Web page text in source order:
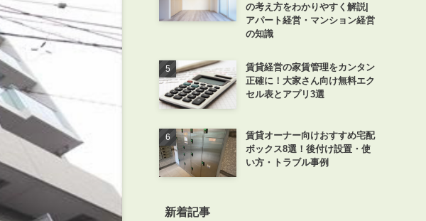
の考え方をわかりやすく解説|
アパート経営・マンション経営
の知識
賃貸経営の家賃管理をカンタン
正確に！大家さん向け無料エク
セル表とアプリ3選
賃貸オーナー向けおすすめ宅配
ボックス8選！後付け設置・使
い方・トラブル事例
新着記事